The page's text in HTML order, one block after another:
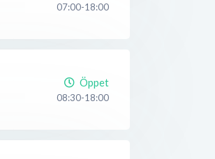
07:00-18:00
Öppet
08:30-18:00